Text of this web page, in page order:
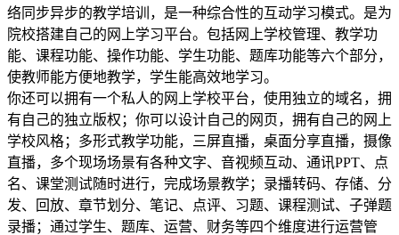
络同步异步的教学培训，是一种综合性的互动学习模式。是为
院校搭建自己的网上学习平台。包括网上学校管理、教学功
能、课程功能、操作功能、学生功能、题库功能等六个部分，
使教师能方便地教学，学生能高效地学习。
你还可以拥有一个私人的网上学校平台，使用独立的域名，拥
有自己的独立版权；你可以设计自己的网页，拥有自己的网上
学校风格；多形式教学功能，三屏直播，桌面分享直播，摄像
直播，多个现场场景有各种文字、音视频互动、通讯PPT、点
名、课堂测试随时进行，完成场景教学；录播转码、存储、分
发、回放、章节划分、笔记、点评、习题、课程测试、子弹题
录播；通过学生、题库、运营、财务等四个维度进行运营管